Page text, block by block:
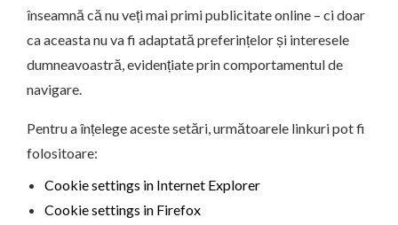
înseamnă că nu veți mai primi publicitate online – ci doar
ca aceasta nu va fi adaptată preferințelor și interesele
dumneavoastră, evidențiate prin comportamentul de
navigare.
Pentru a înțelege aceste setări, următoarele linkuri pot fi
folositoare:
Cookie settings in Internet Explorer
Cookie settings in Firefox